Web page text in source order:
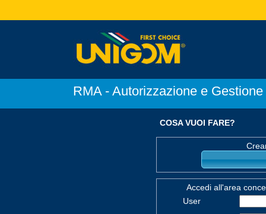
RMA - Autorizzazione e Gestione
COSA VUOI FARE?
Accedi all'area
User